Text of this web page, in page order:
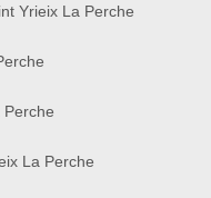
Yrieix La Perche
La Perche